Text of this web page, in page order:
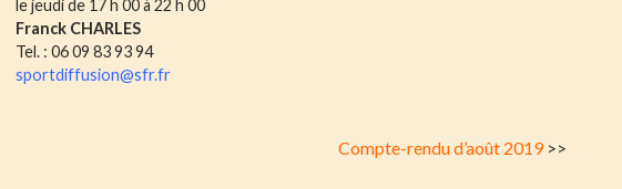
le jeudi de 17 h 00 à 22 h 00
Franck CHARLES
Tel. : 06 09 83 93 94
sportdiffusion@sfr.fr
Compte-rendu d’août 2019>>